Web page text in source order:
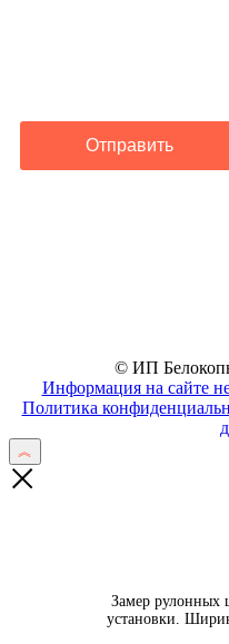
Отправить
© ИП
Информация на сайте
Политика
Замер рулонных
установки.